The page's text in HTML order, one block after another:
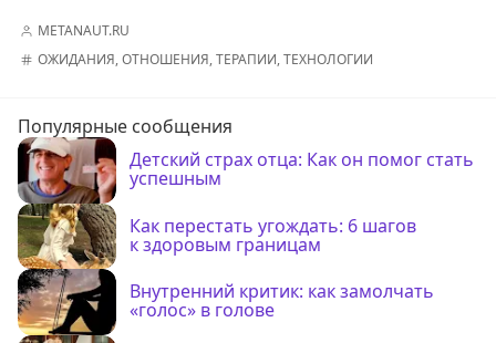
METANAUT.RU
ОЖИДАНИЯ,ОТНОШЕНИЯ,ТЕРАПИИ,ТЕХНОЛОГИИ
Популярные сообщения
Детский страх отца: Как он помог стать
успешным
Как перестать угождать: 6 шагов
к здоровым границам
Внутренний критик: как замолчать
«голос» в голове